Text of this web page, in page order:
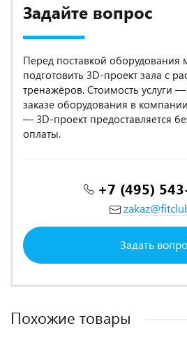
Задайте вопрос
Перед поставкой
подготовить 3D-проект зала с
тренажёров. Стоимость услуги
заказе оборудования в
— 3D-проект предоставляется
оплаты.
+7 (495)
Задать
Похожие товары